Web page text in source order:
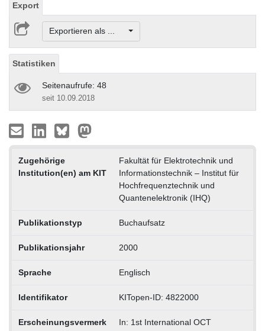
Export
Exportieren als ...
Statistiken
Seitenaufrufe: 48
seit 10.09.2018
Zugehörige
Institution(en) am KIT
Fakultät für Elektrotechnik und
Informationstechnik – Institut für
Hochfrequenztechnik und
Quantenelektronik (IHQ)
Publikationstyp Buchaufsatz
Publikationsjahr 2000
Sprache Englisch
Identifikator KITopen-ID: 4822000
Erscheinungsvermerk
In: 1st International OCT